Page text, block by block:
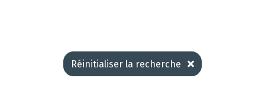
Réinitialiser la recherche